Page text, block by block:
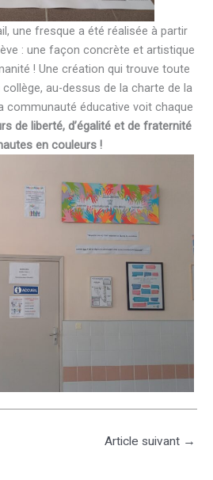
une fresque a été réalisée à partir
: une façon concrète et artistique
! Une création qui trouve toute
au-dessus de la charte de la
communauté éducative voit chaque
de liberté, d’égalité et de fraternité
en couleurs !
Article suivant →